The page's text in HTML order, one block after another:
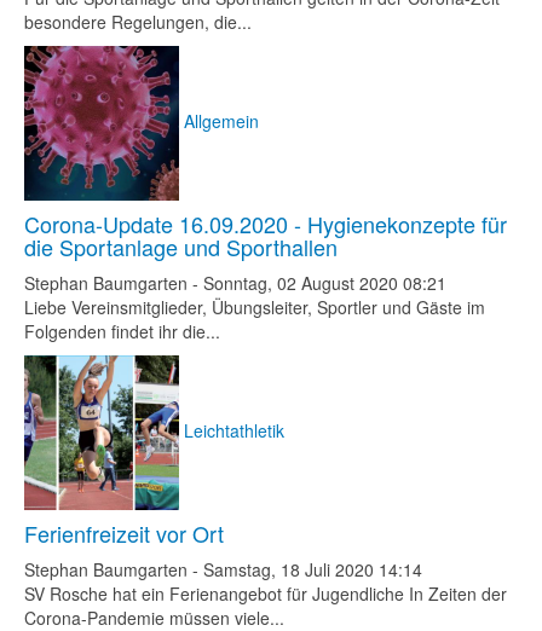
besondere Regelungen, die...
Allgemein
Corona-Update 16.09.2020 - Hygienekonzepte für
die Sportanlage und Sporthallen
Stephan Baumgarten - Sonntag, 02 August 2020 08:21
Liebe Vereinsmitglieder, Übungsleiter, Sportler und Gäste im
Folgenden findet ihr die...
Leichtathletik
Ferienfreizeit vor Ort
Stephan Baumgarten - Samstag, 18 Juli 2020 14:14
SV Rosche hat ein Ferienangebot für Jugendliche In Zeiten der
Corona-Pandemie müssen viele...